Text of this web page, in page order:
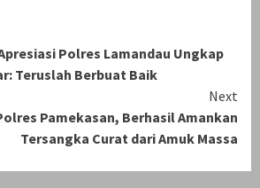
Polres Lamandau Ungkap
Teruslah Berbuat Baik
Next
Pamekasan, Berhasil Amankan
Tersangka Curat dari Amuk Massa